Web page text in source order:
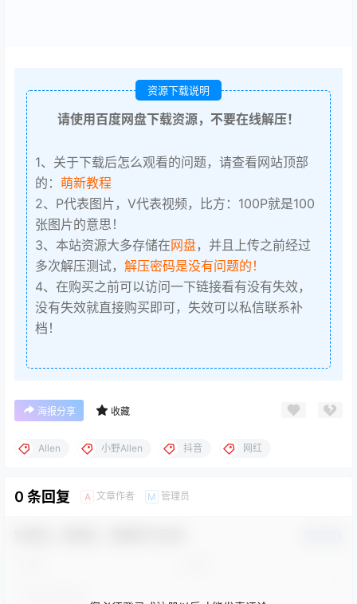
资源下载说明
请使用百度网盘下载资源，不要在线解压！
1、关于下载后怎么观看的问题，请查看网站顶部
的： 萌新教程
2、P代表图片，V代表视频，比方：100P就是100
张图片的意思！
3、本站资源大多存储在网盘，并且上传之前经过
多次解压测试， 解压密码是没有问题的！
4、在购买之前可以访问一下链接看有没有失效，
没有失效就直接购买即可，失效可以私信联系补
档！
海报分享 收藏
Allen 小野Allen 抖音 网红
0 条回复 A 文章作者 M 管理员